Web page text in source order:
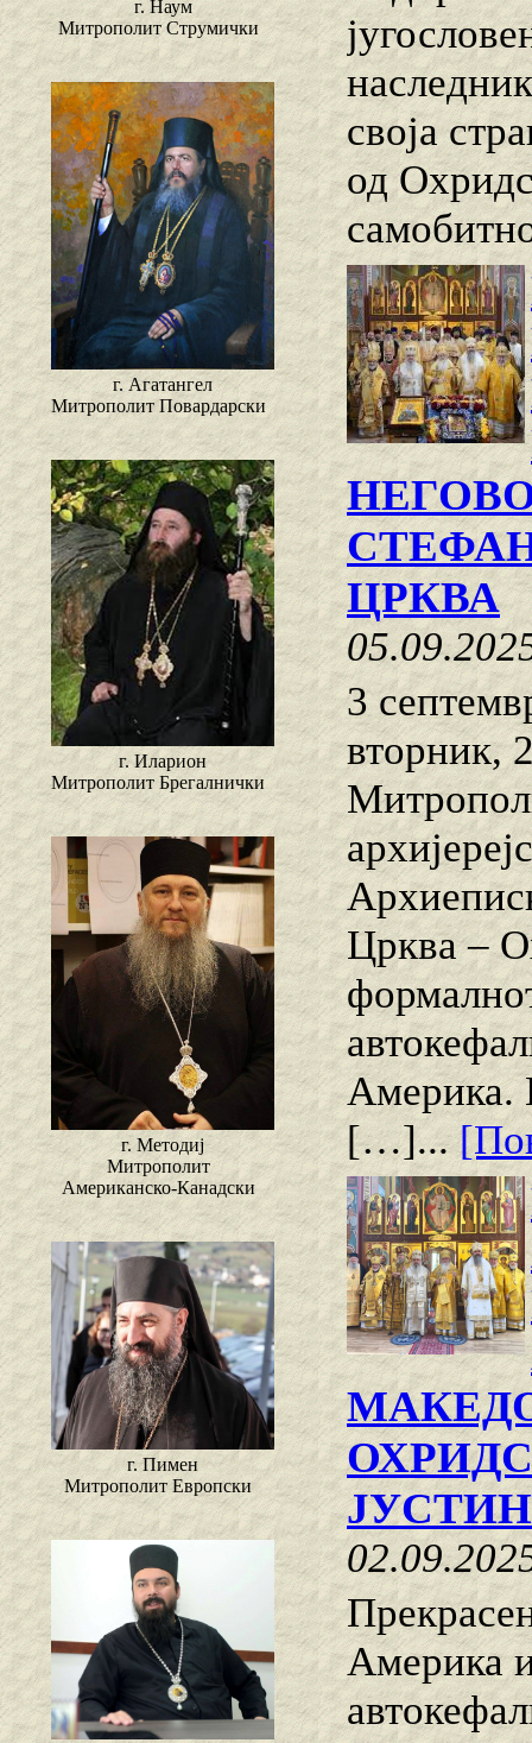
г. Наум
Митрополит Струмички
г. Агатангел
Митрополит Повардарски
г. Иларион
Митрополит Брегалнички
г. Методиј
Митрополит
Американско-Канадски
г. Пимен
Митрополит Европски
своја
од
ЦРКВА
3
вторник,
Црква –
Америка.
[…]...
Америка